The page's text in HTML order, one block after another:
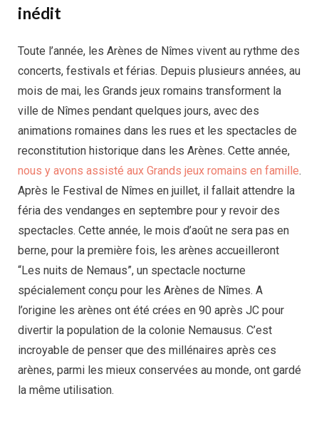
inédit
Toute l’année, les Arènes de Nîmes vivent au rythme des
concerts, festivals et férias. Depuis plusieurs années, au
mois de mai, les Grands jeux romains transforment la
ville de Nîmes pendant quelques jours, avec des
animations romaines dans les rues et les spectacles de
reconstitution historique dans les Arènes. Cette année,
nous y avons assisté aux Grands jeux romains en famille.
Après le Festival de Nîmes en juillet, il fallait attendre la
féria des vendanges en septembre pour y revoir des
spectacles. Cette année, le mois d’août ne sera pas en
berne, pour la première fois, les arènes accueilleront
“Les nuits de Nemaus”, un spectacle nocturne
spécialement conçu pour les Arènes de Nîmes. A
l’origine les arènes ont été crées en 90 après JC pour
divertir la population de la colonie Nemausus. C’est
incroyable de penser que des millénaires après ces
arènes, parmi les mieux conservées au monde, ont gardé
la même utilisation.